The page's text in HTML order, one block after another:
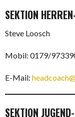
SEKTION
Steve Loosch
Mobil: 0179/
E-Mail:
SEKTION